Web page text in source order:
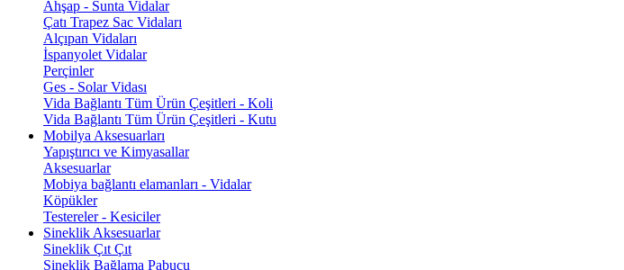
Ahşap - Sunta Vidalar
Çatı Trapez Sac Vidaları
Alçıpan Vidaları
İspanyolet Vidalar
Perçinler
Ges - Solar Vidası
Vida Bağlantı Tüm Ürün Çeşitleri - Koli
Vida Bağlantı Tüm Ürün Çeşitleri - Kutu
Mobilya Aksesuarları
Yapıştırıcı ve Kimyasallar
Aksesuarlar
Mobiya bağlantı elamanları - Vidalar
Köpükler
Testereler - Kesiciler
Sineklik Aksesuarlar
Sineklik Çıt Çıt
Sineklik Bağlama Pabucu